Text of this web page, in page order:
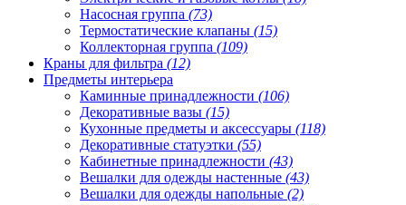
Насосная группа (73)
Термостатические клапаны (15)
Коллекторная группа (109)
Краны для фильтра (12)
Предметы интерьера
Каминные принадлежности (106)
Декоративные вазы (15)
Кухонные предметы и аксессуары (118)
Декоративные статуэтки (55)
Кабинетные принадлежности (43)
Вешалки для одежды настенные (43)
Вешалки для одежды напольные (2)